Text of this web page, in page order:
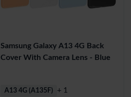
Samsung Galaxy A13 4G Back
Cover With Camera Lens - Blue
A13 4G (A135F) + 1